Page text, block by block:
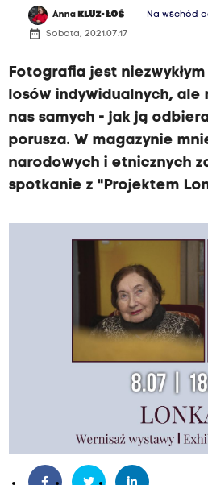
Anna KLUZ- ŁOŚ Na wschód
date_range Sobota, 2021.07.17
Fotografia jest
losów indywidualnych, ale
nas samych - jak ją
porusza. W magazynie
narodowych i etnicznych
spotkanie z "Projektem